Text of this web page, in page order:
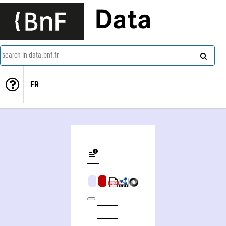
Data
search in data.bnf.fr
FR